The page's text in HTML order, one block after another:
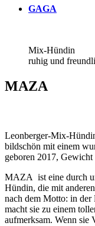
GAGA
Mix-Hündin
ruhig und
MAZA
Leonberger-Mix-
bildschön mit einem
geboren 2017,
MAZA ist eine durch
Hündin, die mit
nach dem Motto: in
macht sie zu einem
aufmerksam. Wenn sie